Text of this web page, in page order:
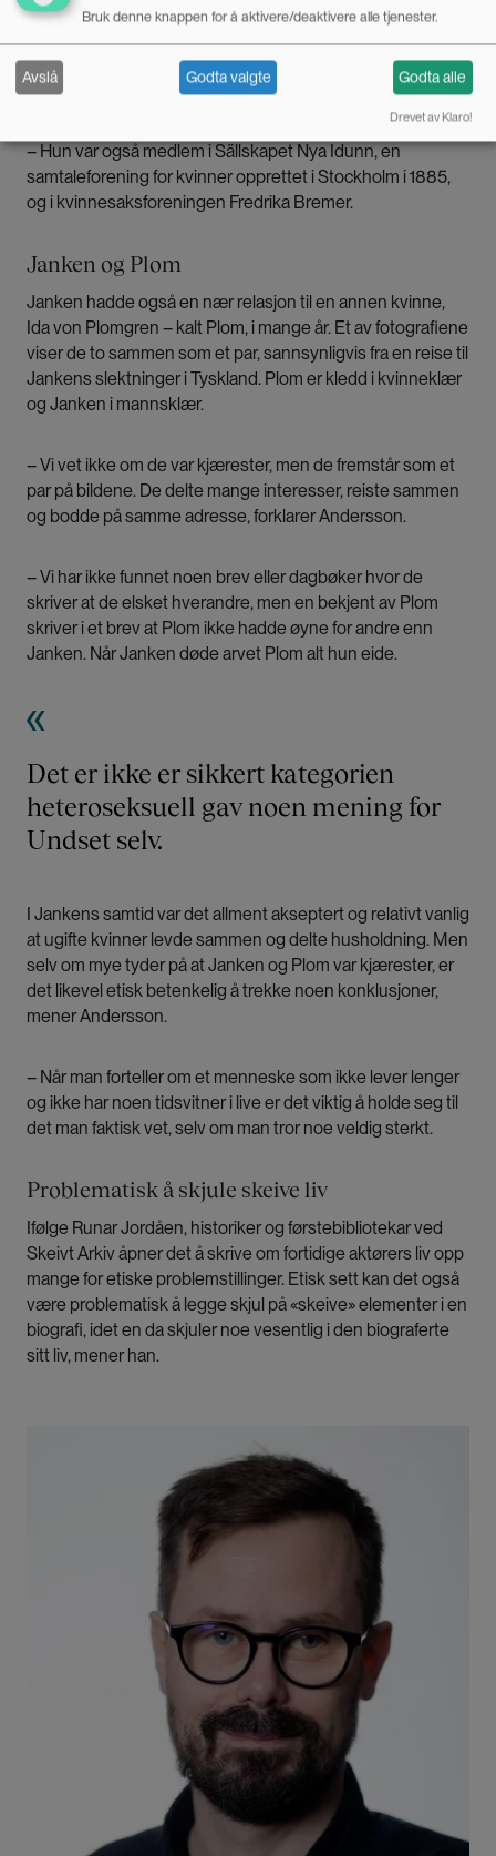
I tillegg til å sitte i styret til fekteklubben, underviste Janken
i fekting, forteller Andersson.
– Hun var også medlem i Sällskapet Nya Idunn, en
samtaleforening for kvinner opprettet i Stockholm i 1885,
og i kvinnesaksforeningen Fredrika Bremer.
Janken og Plom
Janken hadde også en nær relasjon til en annen kvinne,
Ida von Plomgren – kalt Plom, i mange år. Et av fotografiene
viser de to sammen som et par, sannsynligvis fra en reise til
Jankens slektninger i Tyskland. Plom er kledd i kvinneklær
og Janken i mannsklær.
– Vi vet ikke om de var kjærester, men de fremstår som et
par på bildene. De delte mange interesser, reiste sammen
og bodde på samme adresse, forklarer Andersson.
– Vi har ikke funnet noen brev eller dagbøker hvor de
skriver at de elsket hverandre, men en bekjent av Plom
skriver i et brev at Plom ikke hadde øyne for andre enn
Janken. Når Janken døde arvet Plom alt hun eide.
Det er ikke er sikkert kategorien
heteroseksuell gav noen mening for
Undset selv.
I Jankens samtid var det allment akseptert og relativt vanlig
at ugifte kvinner levde sammen og delte husholdning. Men
selv om mye tyder på at Janken og Plom var kjærester, er
det likevel etisk betenkelig å trekke noen konklusjoner,
mener Andersson.
– Når man forteller om et menneske som ikke lever lenger
og ikke har noen tidsvitner i live er det viktig å holde seg til
det man faktisk vet, selv om man tror noe veldig sterkt.
Problematisk å skjule skeive liv
Ifølge Runar Jordåen, historiker og førstebibliotekar ved
Skeivt Arkiv åpner det å skrive om fortidige aktørers liv opp
mange for etiske problemstillinger. Etisk sett kan det også
være problematisk å legge skjul på «skeive» elementer i en
biografi, idet en da skjuler noe vesentlig i den biograferte
sitt liv, mener han.
Bruk denne knappen for å aktivere/deaktivere alle tjenester.
Avslå Godta valgte Godta alle
Drevet av Klaro!